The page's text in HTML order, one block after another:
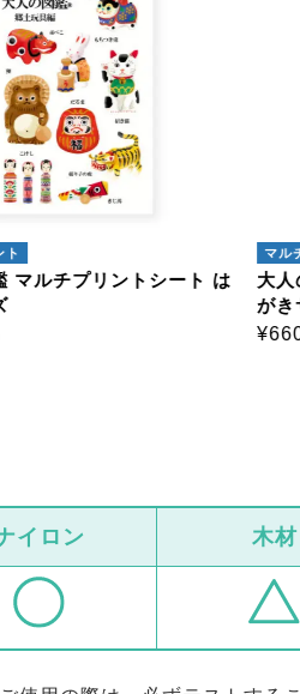
ントシート は
マルチプリント
大人の図鑑 マ
がきサイズ
(税込)
イロン 木材